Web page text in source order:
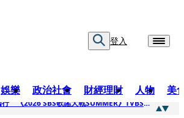
登入
娛樂 政治社會 財經理財 人物 美
邊看偶像邊拚韓國行 《2026 SBS歌謠大戰SUMMER》TVBS直播祭追星福利